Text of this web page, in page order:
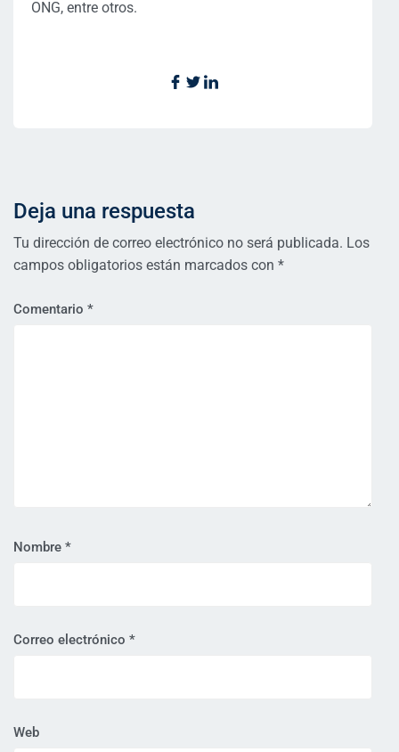
ONG, entre otros.
Deja una respuesta
Tu dirección de correo electrónico no será publicada. Los
campos obligatorios están marcados con *
Comentario *
Nombre *
Correo electrónico *
Web